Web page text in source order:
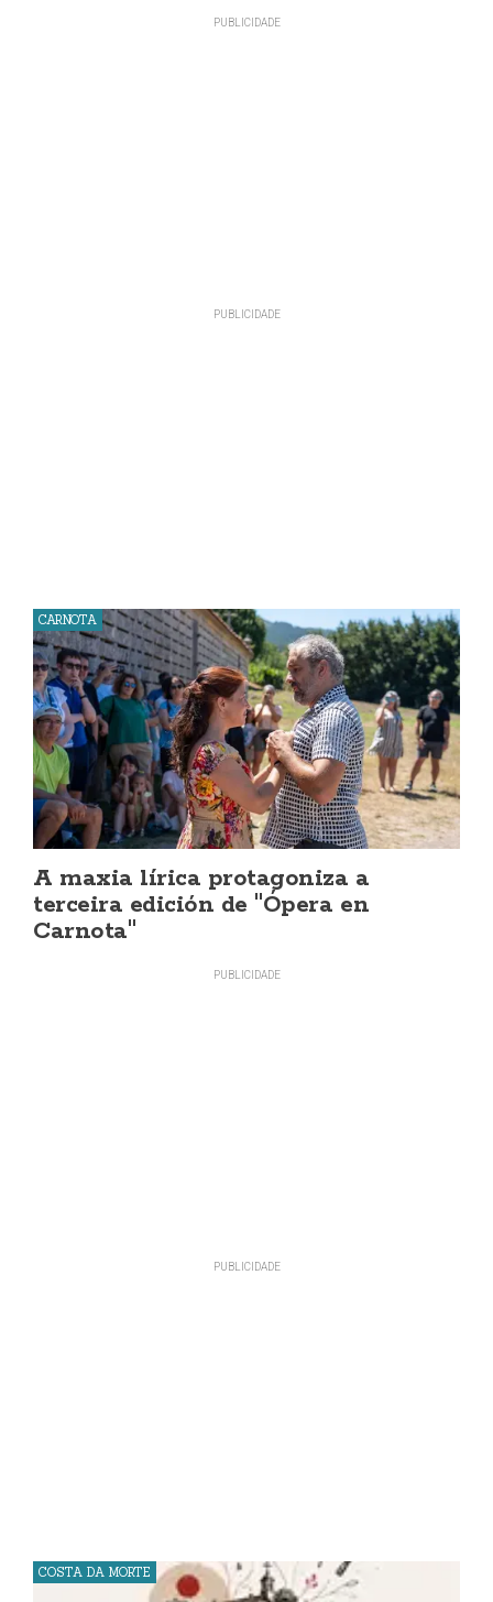
CARNOTA
A maxia lírica protagoniza a
terceira edición de "Ópera en
Carnota"
COSTA DA MORTE